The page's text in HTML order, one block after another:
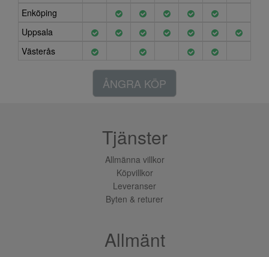
Enköping
Uppsala
Västerås
ÅNGRA KÖP
Tjänster
Allmänna villkor
Köpvillkor
Leveranser
Byten & returer
Allmänt